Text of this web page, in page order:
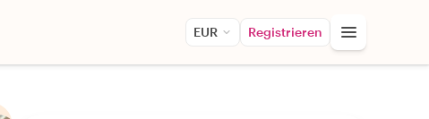
EUR Registrieren